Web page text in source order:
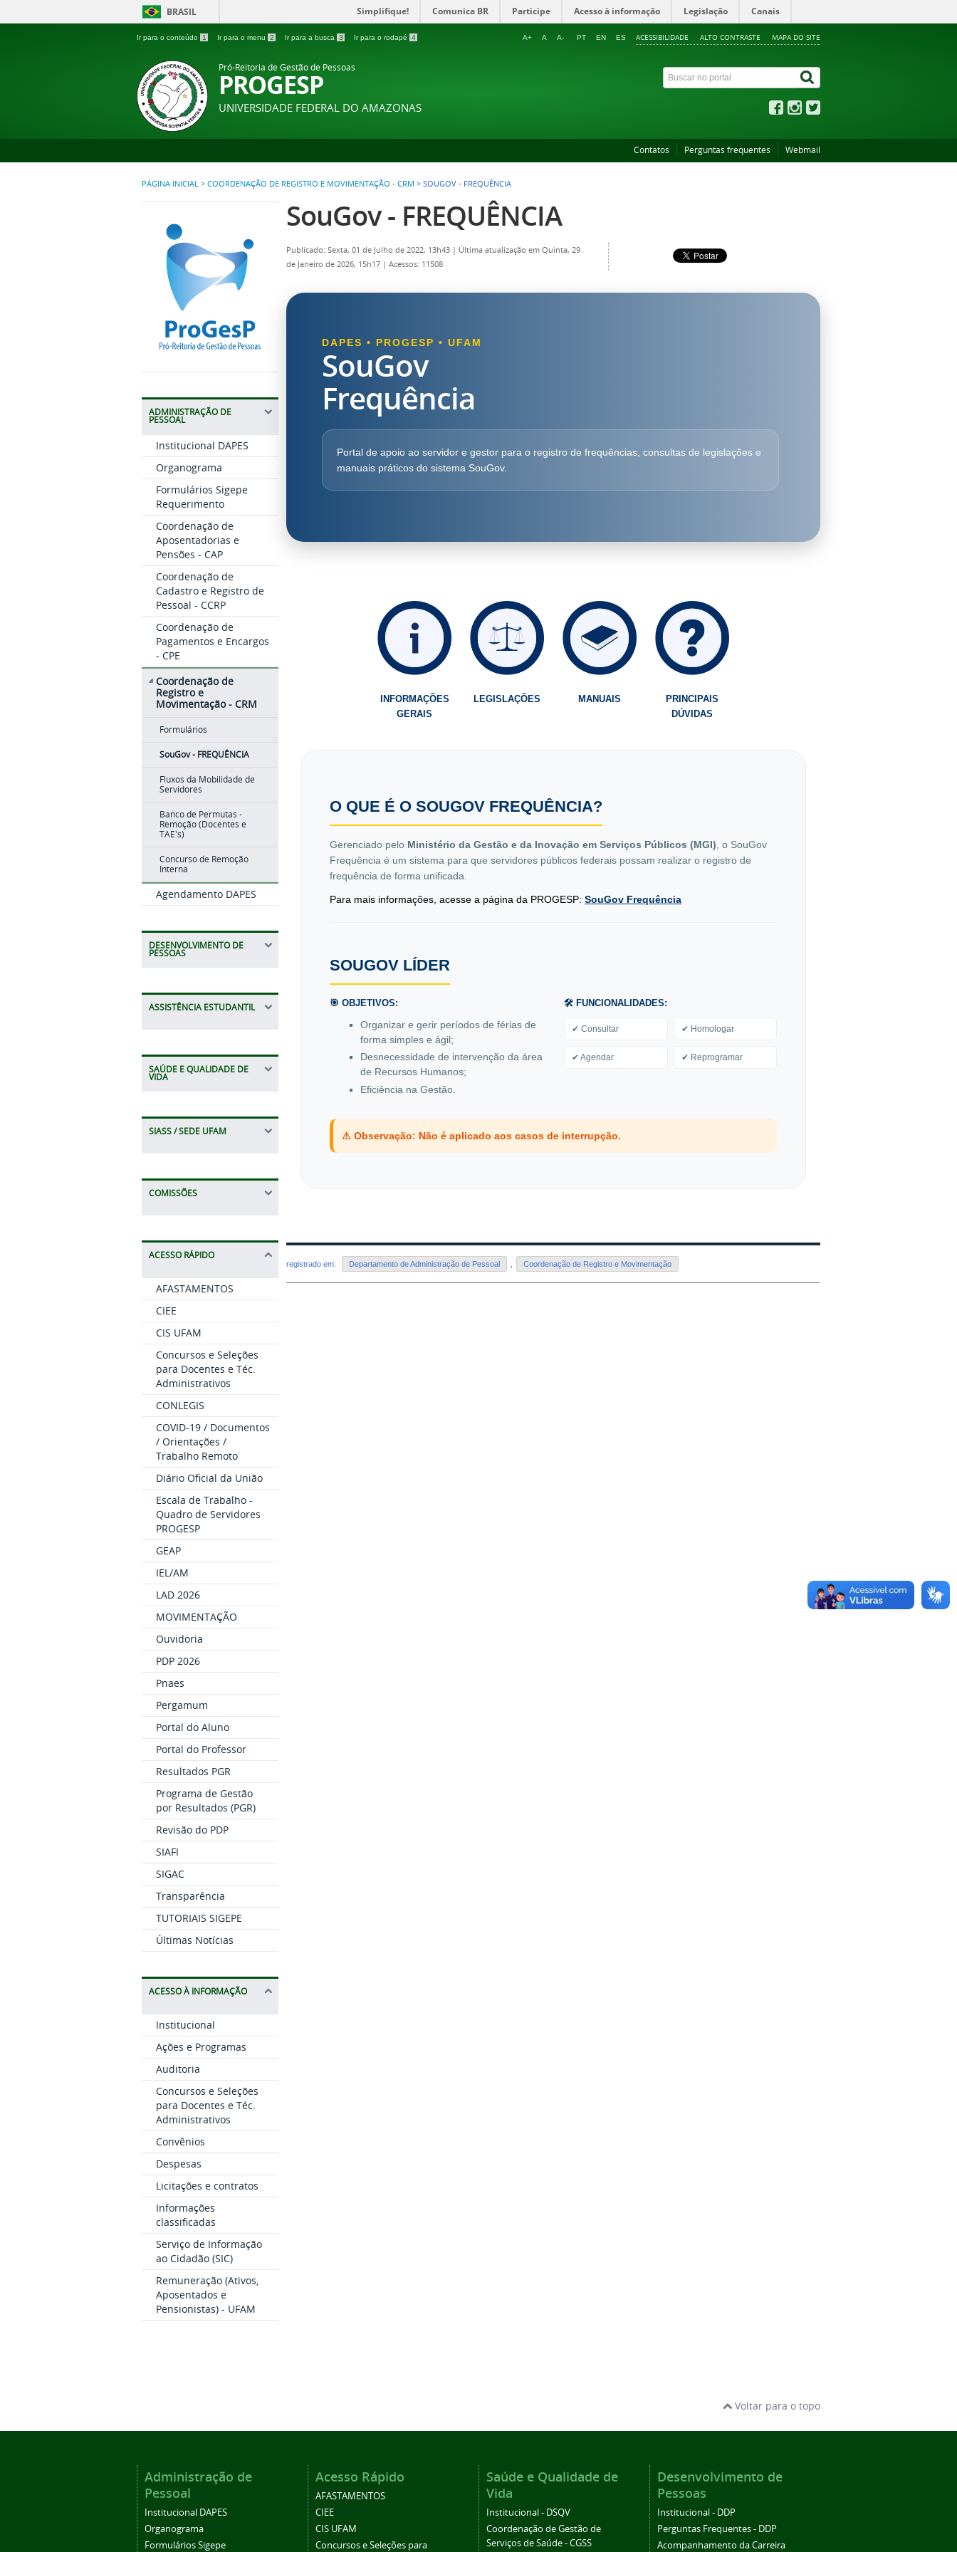
BRASIL Simplifique! Comunica BR Participe Acesso à informação Legislação Canais
Ir para o conteúdo 1 Ir para o menu 2 Ir para a busca 3 Ir para o rodapé 4 ACESSIBILIDADE ALTO CONTRASTE MAPA DO SITE
A+ A A- PT EN ES
Pró-Reitoria de Gestão de Pessoas
PROGESP
UNIVERSIDADE FEDERAL DO AMAZONAS
Contatos Perguntas frequentes Webmail
PÁGINA INICIAL > COORDENAÇÃO DE REGISTRO E MOVIMENTAÇÃO - CRM > SOUGOV - FREQUÊNCIA
ADMINISTRAÇÃO DE
PESSOAL
Institucional DAPES
Organograma
Formulários Sigepe
Requerimento
Coordenação de
Aposentadorias e
Pensões - CAP
Coordenação de
Cadastro e Registro de
Pessoal - CCRP
Coordenação de
Pagamentos e Encargos
- CPE
Coordenação de
Registro e
Movimentação - CRM
Formulários
SouGov - FREQUÊNCIA
Fluxos da Mobilidade de
Servidores
Banco de Permutas -
Remoção (Docentes e
TAE's)
Concurso de Remoção
Interna
Agendamento DAPES
DESENVOLVIMENTO DE
PESSOAS
ASSISTÊNCIA ESTUDANTIL
SAÚDE E QUALIDADE DE
VIDA
SIASS / SEDE UFAM
COMISSÕES
ACESSO RÁPIDO
AFASTAMENTOS
CIEE
CIS UFAM
Concursos e Seleções
para Docentes e Téc.
Administrativos
CONLEGIS
COVID-19 / Documentos
/ Orientações /
Trabalho Remoto
Diário Oficial da União
Escala de Trabalho -
Quadro de Servidores
PROGESP
GEAP
IEL/AM
LAD 2026
MOVIMENTAÇÃO
Ouvidoria
PDP 2026
Pnaes
Pergamum
Portal do Aluno
Portal do Professor
Resultados PGR
Programa de Gestão
por Resultados (PGR)
Revisão do PDP
SIAFI
SIGAC
Transparência
TUTORIAIS SIGEPE
Últimas Notícias
ACESSO À INFORMAÇÃO
Institucional
Ações e Programas
Auditoria
Concursos e Seleções
para Docentes e Téc.
Administrativos
Convênios
Despesas
Licitações e contratos
Informações
classificadas
Serviço de Informação
ao Cidadão (SIC)
Remuneração (Ativos,
Aposentados e
Pensionistas) - UFAM
SouGov - FREQUÊNCIA
Publicado: Sexta, 01 de Julho de 2022, 13h43 | Última atualização em Quinta, 29
de Janeiro de 2026, 15h17 | Acessos: 11508
DAPES • PROGESP • UFAM
SouGov
Frequência
Portal de apoio ao servidor e gestor para o registro de frequências, consultas de legislações e
manuais práticos do sistema SouGov.
INFORMAÇÕES
GERAIS
LEGISLAÇÕES MANUAIS
PRINCIPAIS
DÚVIDAS
O QUE É O SOUGOV FREQUÊNCIA?
Gerenciado pelo Ministério da Gestão e da Inovação em Serviços Públicos (MGI) , o SouGov
Frequência é um sistema para que servidores públicos federais possam realizar o registro de
frequência de forma unificada.
Para mais informações, acesse a página da PROGESP: SouGov Frequência
SOUGOV LÍDER
🎯 OBJETIVOS:
Organizar e gerir períodos de férias de
forma simples e ágil;
Desnecessidade de intervenção da área
de Recursos Humanos;
Eficiência na Gestão.
🛠️ FUNCIONALIDADES:
✔ Consultar ✔ Homologar
✔ Agendar ✔ Reprogramar
⚠ Observação: Não é aplicado aos casos de interrupção.
registrado em: Departamento de Administração de Pessoal Coordenação de Registro e Movimentação
Voltar para o topo
Administração de
Pessoal
Institucional DAPES
Organograma
Formulários Sigepe
Acesso Rápido
AFASTAMENTOS
CIEE
CIS UFAM
Concursos e Seleções para
Saúde e Qualidade de
Vida
Institucional - DSQV
Coordenação de Gestão de
Serviços de Saúde - CGSS
Desenvolvimento de
Pessoas
Institucional - DDP
Perguntas Frequentes - DDP
Acompanhamento da Carreira